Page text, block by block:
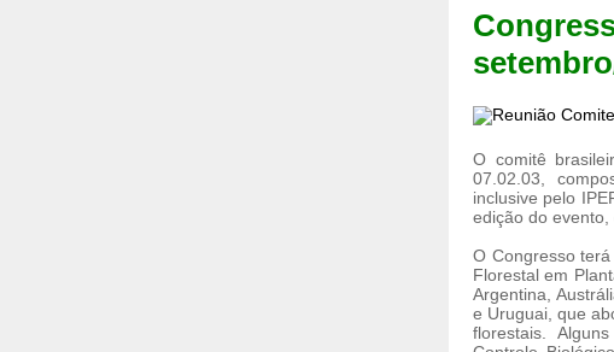
O comitê
07.02.03,
inclusive pelo
edição do
O Congresso
Florestal em
Argentina,
e Uruguai, que
florestais.